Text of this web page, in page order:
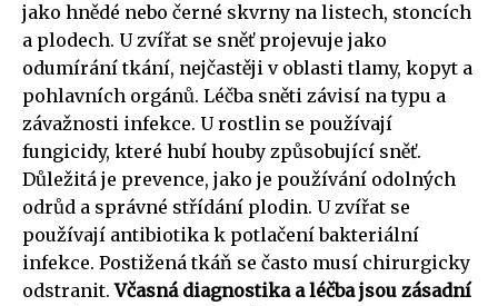
jako hnědé nebo černé skvrny na listech, stoncích
a plodech. U zvířat se sněť projevuje jako
odumírání tkání, nejčastěji v oblasti tlamy, kopyt a
pohlavních orgánů. Léčba sněti závisí na typu a
závažnosti infekce. U rostlin se používají
fungicidy, které hubí houby způsobující sněť.
Důležitá je prevence, jako je používání odolných
odrůd a správné střídání plodin. U zvířat se
používají antibiotika k potlačení bakteriální
infekce. Postižená tkáň se často musí chirurgicky
odstranit.Včasná diagnostika a léčba jsou zásadní